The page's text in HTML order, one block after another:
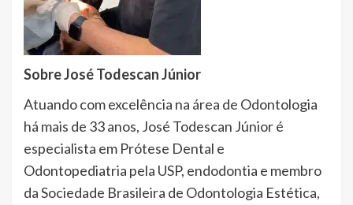
Sobre José Todescan Júnior
Atuando com excelência na área de Odontologia
há mais de 33 anos, José Todescan Júnior é
especialista em Prótese Dental e
Odontopediatria pela USP, endodontia e membro
da Sociedade Brasileira de Odontologia Estética,